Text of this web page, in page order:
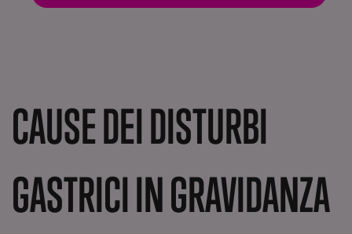
CAUSE DEI DISTURBI
GASTRICI IN GRAVIDANZA